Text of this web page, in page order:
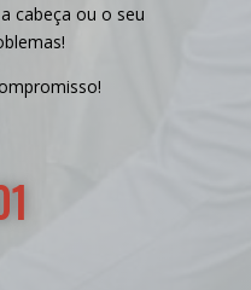
cabeça ou o seu